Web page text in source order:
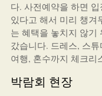
다. 사전예약을 하면
있다고 해서 미리 챙겨
는 혜택을 놓치지 않기
갔습니다. 드레스, 스
여행, 혼수까지 체크리
박람회 현장